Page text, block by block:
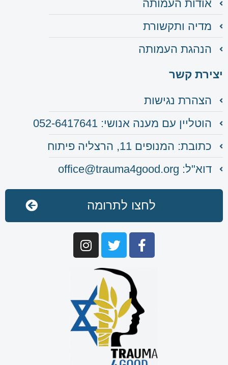
אודות העמותה
מדיה ותקשורת
הנהגת העמותה
יצירת קשר
הצהרת נגישות
הוטליין עם מענה אנושי: 052-6417641
כתובת: המנופים 11, הרצליה פיתוח
דוא"ל: office@trauma4good.org
לחצו לתרומה